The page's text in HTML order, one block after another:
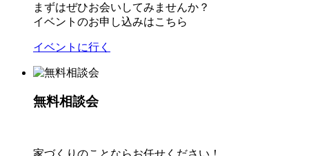
まずはぜひお会いしてみませんか？
イベントのお申し込みはこちら
イベントに行く
無料相談会
家づくりのことならお任せください！